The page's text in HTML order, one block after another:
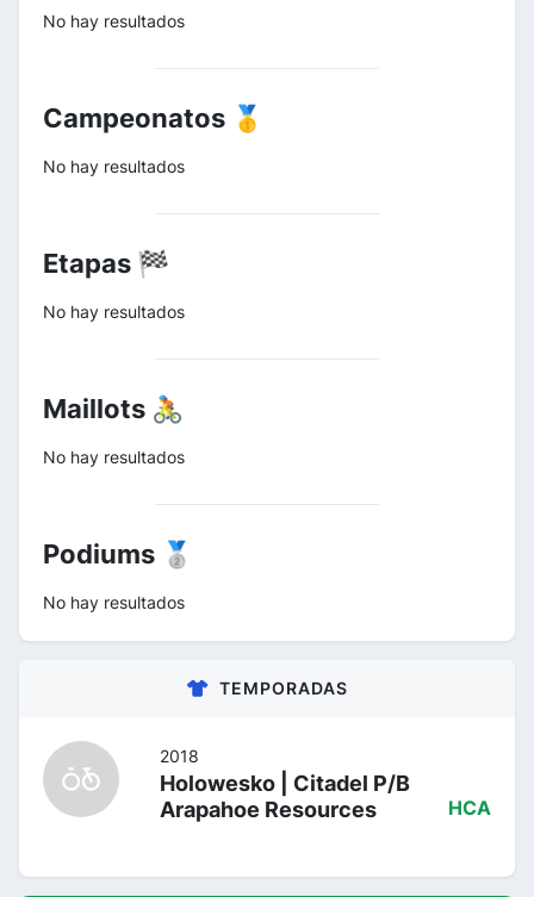
No hay resultados
Campeonatos 🥇
No hay resultados
Etapas 🏁
No hay resultados
Maillots 🚴
No hay resultados
Podiums 🥈
No hay resultados
TEMPORADAS
2018
Holowesko | Citadel P/B
Arapahoe Resources
HCA